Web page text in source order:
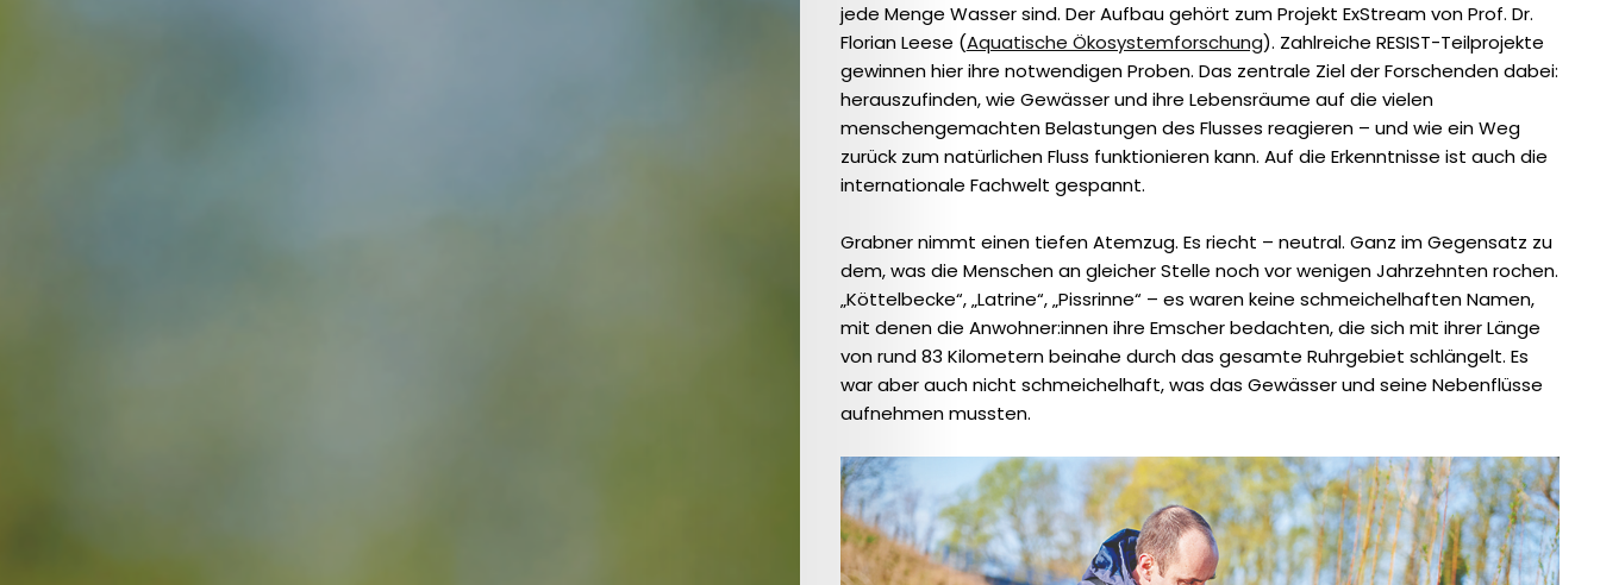
jede Menge Wasser sind. Der Aufbau gehört zum Projekt ExStream von Prof. Dr.
Florian Leese (Aquatische Ökosys­temforschung). Zahlreiche RESIST-Teilprojekte
gewinnen hier ihre notwendigen Proben. Das zentrale Ziel der Forschenden dabei:
herauszufinden, wie Gewässer und ihre Lebensräume auf die vie­len
menschengemachten Belastungen des Flusses reagieren – und wie ein Weg
zurück zum natürlichen Fluss funktionieren kann. Auf die Erkenntnisse ist auch die
internationale Fachwelt gespannt.
Grabner nimmt einen tiefen Atemzug. Es riecht – neutral. Ganz im Gegensatz zu
dem, was die Menschen an gleicher Stelle noch vor wenigen Jahrzehnten rochen.
„Köttelbecke“, „Latrine“, „Piss­rinne“ – es waren keine schmeichelhaften Namen,
mit denen die Anwohner:innen ihre Emscher bedachten, die sich mit ihrer Länge
von rund 83 Kilometern beinahe durch das gesamte Ruhrgebiet schlängelt. Es
war aber auch nicht schmeichelhaft, was das Gewäs­ser und seine Nebenflüsse
aufnehmen mussten.